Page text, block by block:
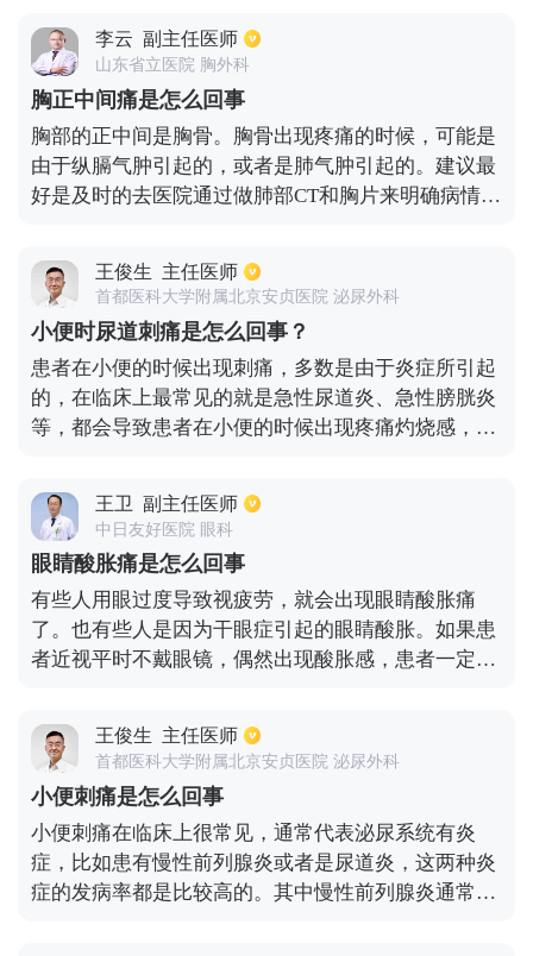
从而引发脖子疼痛。其实很多人都是由于工作姿势不
正确，或者生活习惯不好引起的。就像平常睡觉枕头
太高，长时间都在伏案工作，保持相同的姿势盯着电
脑或者手，这样的情况下都很容易出现脖子痛。或者
是局部充血水肿后，出现了无菌性炎症，最终出现脖
子疼痛。
李云 副主任医师
山东省立医院 胸外科
胸正中间痛是怎么回事
胸部的正中间是胸骨。胸骨出现疼痛的时候，可能是
由于纵膈气肿引起的，或者是肺气肿引起的。建议最
好是及时的去医院通过做肺部CT和胸片来明确病情，
物帮助控制病情。同时需要注意卧床休息一段时间，
不要让自己过于劳累。还要保持一个平和的心态，不
要让自己的情绪过于激动，这样对缓解疼痛也有着一
定帮助。
王俊生 主任医师
首都医科大学附属北京安贞医院 泌尿外科
小便时尿道刺痛是怎么回事？
患者在小便的时候出现刺痛，多数是由于炎症所引起
的，在临床上最常见的就是急性尿道炎、急性膀胱炎
等，都会导致患者在小便的时候出现疼痛灼烧感，甚
致血尿，这种情况应该及时到医院去做尿常规检查，
看一下是否存在感染，尽早治疗，避免耽误病情。
王卫 副主任医师
中日友好医院 眼科
眼睛酸胀痛是怎么回事
有些人用眼过度导致视疲劳，就会出现眼睛酸胀痛
了。也有些人是因为干眼症引起的眼睛酸胀。如果患
者近视平时不戴眼镜，偶然出现酸胀感，患者一定要
缓解的话，最好要到医院就诊的。另外患者如果是青
光眼导致的眼睛酸胀感，必须要先将眼压降下来，才
能够缓解眼睛的酸胀感。
王俊生 主任医师
首都医科大学附属北京安贞医院 泌尿外科
小便刺痛是怎么回事
小便刺痛在临床上很常见，通常代表泌尿系统有炎
症，比如患有慢性前列腺炎或者是尿道炎，这两种炎
症的发病率都是比较高的。其中慢性前列腺炎通常是